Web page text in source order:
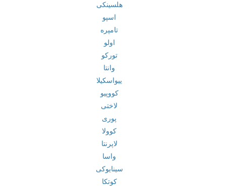
هلسینکی
اسپو
تامپره
اولو
تورکو
وانتا
ییواسکیلا
کووپیو
لاختی
پوری
کوولا
لاپرنتا
واسا
سینایوکی
کوتکا